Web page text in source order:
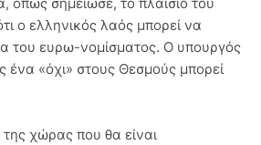
ο ελληνικός λαός μπορεί να
του ευρω-νομίσματος. Ο υπουργός
ένα «όχι» στους Θεσμούς μπορεί
της χώρας που θα είναι